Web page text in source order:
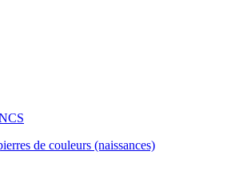
de couleurs (naissances)